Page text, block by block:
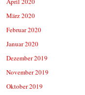
März 2020
Februar 2020
Januar 2020
Dezember 2019
November 2019
Oktober 2019